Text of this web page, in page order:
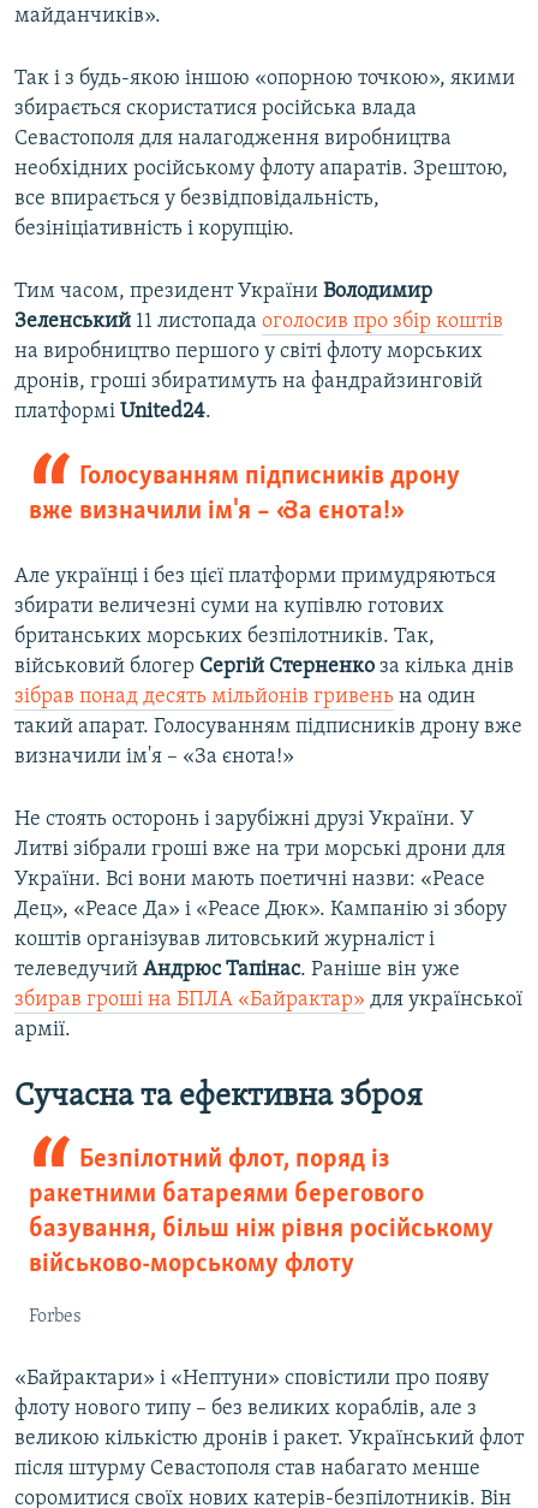
майданчиків».
Так і з будь-якою іншою «опорною точкою», якими
збирається скористатися російська влада
Севастополя для налагодження виробництва
необхідних російському флоту апаратів. Зрештою,
все впирається у безвідповідальність,
безініціативність і корупцію.
Тим часом, президент України Володимир
Зеленський 11 листопада оголосив про збір коштів
на виробництво першого у світі флоту морських
дронів, гроші збиратимуть на фандрайзинговій
платформі United24.
Голосуванням підписників дрону
вже визначили ім'я – «За єнота!»
Але українці і без цієї платформи примудряються
збирати величезні суми на купівлю готових
британських морських безпілотників. Так,
військовий блогер Сергій Стерненко за кілька днів
зібрав понад десять мільйонів гривень на один
такий апарат. Голосуванням підписників дрону вже
визначили ім'я – «За єнота!»
Не стоять осторонь і зарубіжні друзі України. У
Литві зібрали гроші вже на три морські дрони для
України. Всі вони мають поетичні назви: «Peace
Дец», «Peace Да» і «Peace Дюк». Кампанію зі збору
коштів організував литовський журналіст і
телеведучий Андрюс Тапінас. Раніше він уже
збирав гроші на БПЛА «Байрактар» для української
армії.
Сучасна та ефективна зброя
Безпілотний флот, поряд із
ракетними батареями берегового
базування, більш ніж рівня російському
військово-морському флоту
Forbes
«Байрактари» і «Нептуни» сповістили про появу
флоту нового типу – без великих кораблів, але з
великою кількістю дронів і ракет. Український флот
після штурму Севастополя став набагато менше
соромитися своїх нових катерів-безпілотників. Він